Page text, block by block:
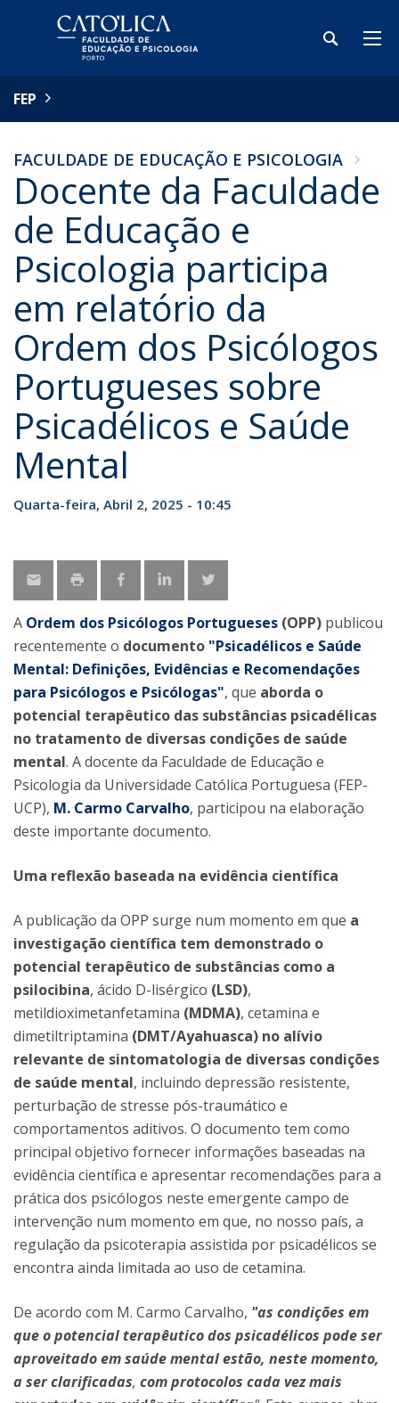
FEP
FACULDADE DE EDUCAÇÃO E PSICOLOGIA
Docente da Faculdade
de Educação e
Psicologia participa
em relatório da
Ordem dos Psicólogos
Portugueses sobre
Psicadélicos e Saúde
Mental
Quarta-feira, Abril 2, 2025 - 10:45
A Ordem dos Psicólogos Portugueses (OPP) publicou
recentemente o documento "Psicadélicos e Saúde
Mental: Definições, Evidências e Recomendações
para Psicólogos e Psicólogas", que aborda o
potencial terapêutico das substâncias psicadélicas
no tratamento de diversas condições de saúde
mental. A docente da Faculdade de Educação e
Psicologia da Universidade Católica Portuguesa (FEP-
UCP), M. Carmo Carvalho, participou na elaboração
deste importante documento.
Uma reflexão baseada na evidência científica
A publicação da OPP surge num momento em que a
investigação científica tem demonstrado o
potencial terapêutico de substâncias como a
psilocibina, ácido D-lisérgico (LSD),
metildioximetanfetamina (MDMA), cetamina e
dimetiltriptamina (DMT/Ayahuasca) no alívio
relevante de sintomatologia de diversas condições
de saúde mental, incluindo depressão resistente,
perturbação de stresse pós-traumático e
comportamentos aditivos. O documento tem como
principal objetivo fornecer informações baseadas na
evidência científica e apresentar recomendações para a
prática dos psicólogos neste emergente campo de
intervenção num momento em que, no nosso país, a
regulação da psicoterapia assistida por psicadélicos se
encontra ainda limitada ao uso de cetamina.
De acordo com M. Carmo Carvalho, "as condições em
que o potencial terapêutico dos psicadélicos pode ser
aproveitado em saúde mental estão, neste momento,
a ser clarificadas, com protocolos cada vez mais